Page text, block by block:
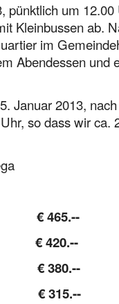
pünktlich um
Kleinbussen ab.
im
Abendessen und
Januar 2013,
so dass wir ca.
€ 465.--
€ 420.--
€ 380.--
€ 315.--